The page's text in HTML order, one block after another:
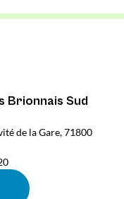
Brionnais Sud
de la Gare, 71800